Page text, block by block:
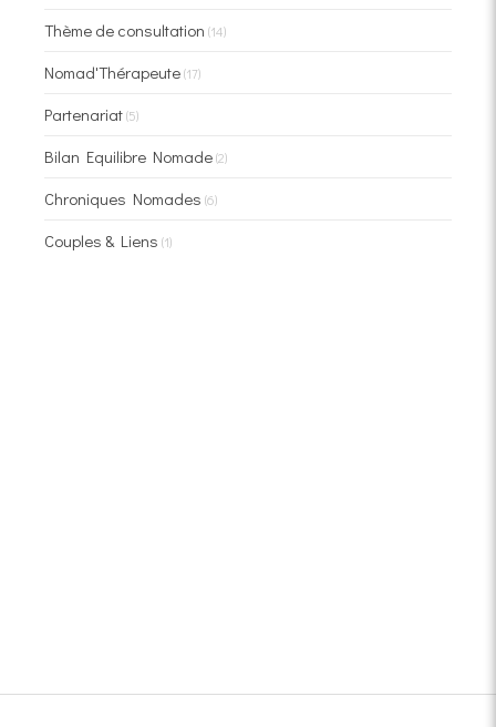
Thème de consultation (14)
Nomad'Thérapeute(17)
Partenariat(5)
Bilan Equilibre Nomade(2)
Chroniques Nomades (6)
Couples & Liens (1)